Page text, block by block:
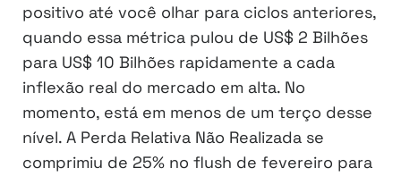
positivo até você olhar para ciclos anteriores,
quando essa métrica pulou de US$ 2 Bilhões
para US$ 10 Bilhões rapidamente a cada
inflexão real do mercado em alta. No
momento, está em menos de um terço desse
nível. A Perda Relativa Não Realizada se
comprimiu de 25% no flush de fevereiro para